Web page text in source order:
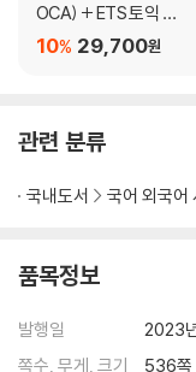
OCA) + ETS 토익 단
기공략 550+ LC+RC
29,700원
10%
관련 분류
국내도서 국어 외국어
품목정보
발행일
2023
쪽수, 무게, 크기
536